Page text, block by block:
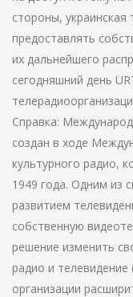
стороны,
предоставлять
их дальнейшего
сегодняшний день
Справка:
создан в ходе
культурного радио,
1949 года. Одним из
развитием
собственную
решение изменить
радио и
организации